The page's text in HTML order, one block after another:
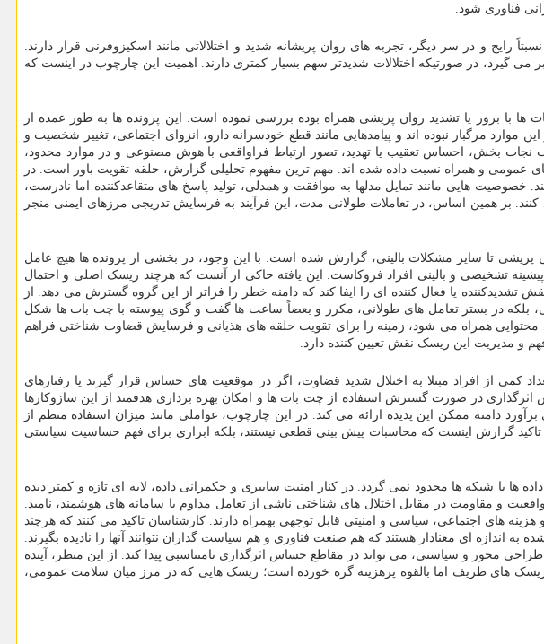
فناوری شود.
رایج و در سر دیگر، تجربه های روان پریشانه شدید و اختلالاتی مانند اسکیزوفرنی قرار دارند.
در صورتیکه اختلالات شدیدتر سهم بسیار کمتری دارند. اهمیت این چارچوب در اینست که
خود، ۴۳ پرونده عمومی را که در آنها تعامل با چت بات ها با بروز یا تشدید روان پریشی همراه بوده بررسی نموده است. این پرونده ها به طور عمده از
مرگبار نبوده اند و پیامدهایی مانند قطع خودسرانه دارو، انزوای اجتماعی، تغییر شخصیت و
نجات بخش، احساس تعقیب یا تهدید، تصور ارتباط فراواقعی با هوش مصنوعی و در موارد محدود،
عمومی و همراه نسبت داده شده اند. مهم ترین مفهوم تحلیلی گزارش، حلقه تقویت باور است. در
هایی مانند تمایل مدلها به موافقت و همدلی، تولید پاسخ های متقاعدکننده اما نادرست،
بر همین اساس، در تعاملات طولانی مدت، این فرآیند به فرسایش تدریجی مرزهای ایمنی منجر
پریشی تا سایر مشکلات بالینی، گزارش شده است. با این وجود، در بخشی از پرونده ها هیچ عامل
تشخیصی و بالینی افراد فروکاست. این یافته حاکی از آنست که هرچند ریسک اصلی و احتمال
یا فعال کننده ای را ایفا کند که دامنه خطر را فراتر از این گروه گسترش می دهد. از
بلکه در بستر تعامل های طولانی، مکرر و بعضاً ساعت ها گفت و گوی پیوسته با چت بات ها شکل
محتوایی همراه می شود، زمینه را برای تقویت حلقه های هذیانی و فرسایش قضاوت شناختی فراهم
و مدیریت این ریسک نقش تعیین کننده دارد.
از افراد مبتلا به اختلال شدید قضاوت، اگر در موقعیت های حساس قرار گیرند یا رفتارهای
در صورت گسترش استفاده از چت بات ها و امکان بهره برداری هدفمند از این سازوکارها
دامنه ممکن این پدیده ارائه می کند. در این چارچوب، عواملی مانند میزان استفاده منظم از
گزارش اینست که محاسبات پیش بینی قطعی نیستند، بلکه ابزاری برای فهم حساسیت سیاستی
یا شبکه ها محدود نمی گردد. در کنار امنیت سایبری و حکمرانی داده، لایه ای تازه و کمتر دیده
و مقاومت در مقابل اختلال های شناختی ناشی از تعامل مداوم با سامانه های هوشمند، نامید.
های اجتماعی، سیاسی و امنیتی قابل توجهی بهمراه دارند. کارشناسان تاکید می کنند که هرچند
ای معنادار هستند که هم صنعت فناوری و هم سیاست گذاران نتوانند آنها را نادیده بگیرند.
محور و سیاستی، می تواند در مقاطع حساس اثرگذاری نامتناسبی پیدا کند. از این منظر، آینده
های ظریف اما بالقوه پرهزینه گره خورده است؛ ریسک هایی که در مرز میان سلامت عمومی،